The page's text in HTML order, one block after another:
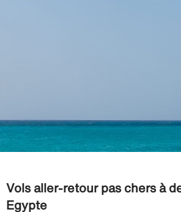
Vols aller-retour pas chers à
Egypte